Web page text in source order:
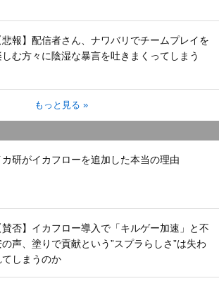
悲報】配信者さん、ナワバリでチームプレイを
しむ方々に陰湿な暴言を吐きまくってしまう
もっと見る »
カ研がイカフローを追加した本当の理由
賛否】イカフロー導入で「キルゲー加速」と不
の声、塗りで貢献という”スプラらしさ”は失わ
てしまうのか